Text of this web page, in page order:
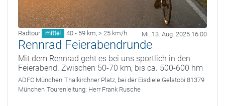
Radtour mittel 40 - 59 km, > 25 km/h Mi. 13. Aug. 2025 16:00
Rennrad Feierabendrunde
Mit dem Rennrad geht es bei uns sportlich in den
Feierabend. Zwischen 50-70 km, bis ca. 500-600 hm
ADFC München Thalkirchner Platz, bei der Eisdiele Gelatobi 81379
München Tourenleitung: Herr Frank Rusche